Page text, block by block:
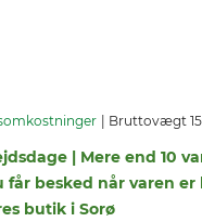
Bruttovægt
| Mere end 10
får besked når varen
butik i Sorø